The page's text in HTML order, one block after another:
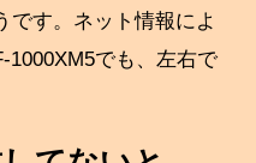
です。ネット情報によ
1000XM5でも、左右で